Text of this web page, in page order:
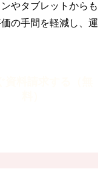
やタブレットからも
の手間を軽減し、運